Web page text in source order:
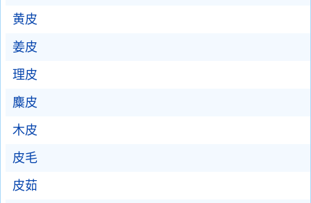
黄皮
姜皮
理皮
麋皮
木皮
皮毛
皮茹